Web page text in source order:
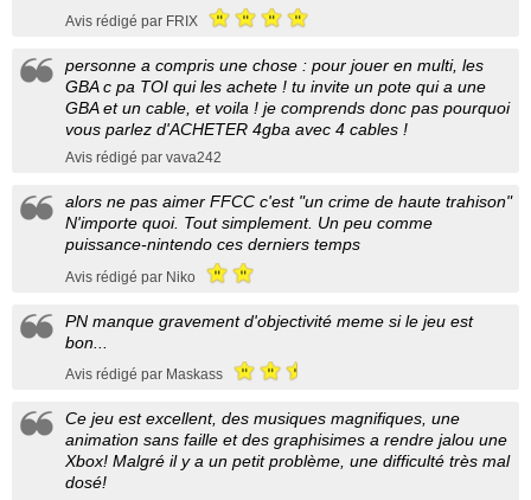
Avis rédigé par FRIX
personne a compris une chose : pour jouer en multi, les
GBA c pa TOI qui les achete ! tu invite un pote qui a une
GBA et un cable, et voila ! je comprends donc pas pourquoi
vous parlez d'ACHETER 4gba avec 4 cables !
Avis rédigé par vava242
alors ne pas aimer FFCC c'est "un crime de haute trahison"
N'importe quoi. Tout simplement. Un peu comme
puissance-nintendo ces derniers temps
Avis rédigé par Niko
PN manque gravement d'objectivité meme si le jeu est
bon...
Avis rédigé par Maskass
Ce jeu est excellent, des musiques magnifiques, une
animation sans faille et des graphisimes a rendre jalou une
Xbox! Malgré il y a un petit problème, une difficulté très mal
dosé!